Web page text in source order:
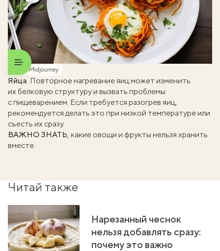
Фото: Midjourney
Яйца. Повторное нагревание яиц может изменить
их белковую структуру и вызвать проблемы
с пищеварением. Если требуется разогрев яиц,
рекомендуется делать это при низкой температуре или
съесть их сразу.
ВАЖНО ЗНАТЬ, какие овощи и фрукты нельзя хранить
вместе.
Читай также
Нарезанный чеснок
нельзя добавлять сразу:
почему это важно